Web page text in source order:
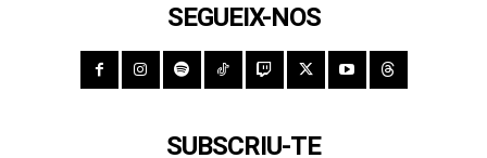
SEGUEIX-NOS
SUBSCRIU-TE